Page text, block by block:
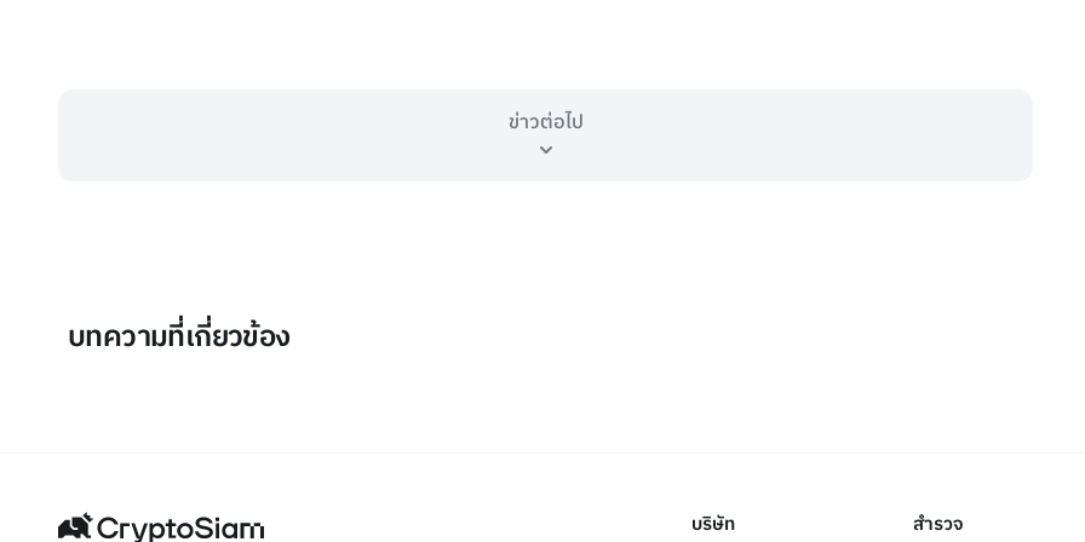
ข่าวต่อไป
บทความที่เกี่ยวข้อง
บริษัท สำรวจ